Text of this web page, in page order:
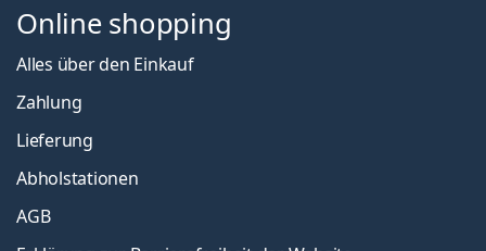
Online shopping
Alles über den Einkauf
Zahlung
Lieferung
Abholstationen
AGB